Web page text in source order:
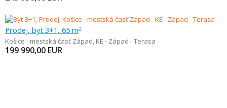
Prodej, byt 3+1, 65 m2
Košice - mestská časť Západ, KE - Západ - Terasa
199 990,00 EUR